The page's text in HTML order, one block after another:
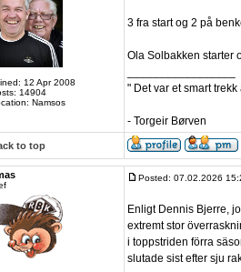
12 Apr 2008
14904
Namsos
3 fra start og 2 på
Ola Solbakken starter
" Det var et smart
- Torgeir Børven
to top
Posted: 07.02.2026
Enligt Dennis Bjerre,
extremt stor
i toppstriden förra
slutade sist efter sju